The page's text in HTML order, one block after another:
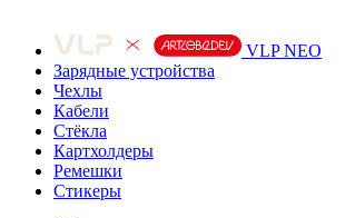
VLP NEO
Зарядные устройства
Чехлы
Кабели
Cтёкла
Картхолдеры
Ремешки
Стикеры